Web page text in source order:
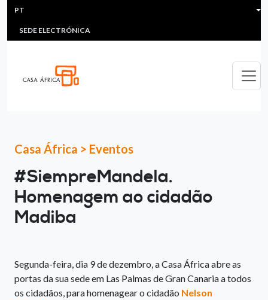
Passar para o conteúdo principal
HEADER MENU
MULTIMEDIA
SEDE ELECTRÓNICA
PT
Casa África > Eventos
#SiempreMandela.
Homenagem ao cidadão
Madiba
Segunda-feira, dia 9 de dezembro, a Casa África abre as
portas da sua sede em Las Palmas de Gran Canaria a todos
os cidadãos, para homenagear o cidadão Nelson